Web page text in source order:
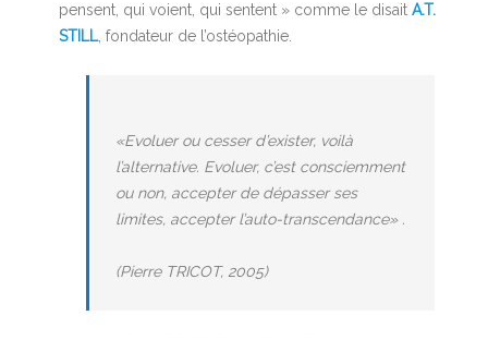
pensent, qui voient, qui sentent » comme le disait A.T.
STILL, fondateur de l’ostéopathie.
«Evoluer ou cesser d’exister, voilà
l’alternative. Evoluer, c’est consciemment
ou non, accepter de dépasser ses
limites, accepter l’auto-transcendance» .
(Pierre TRICOT, 2005)